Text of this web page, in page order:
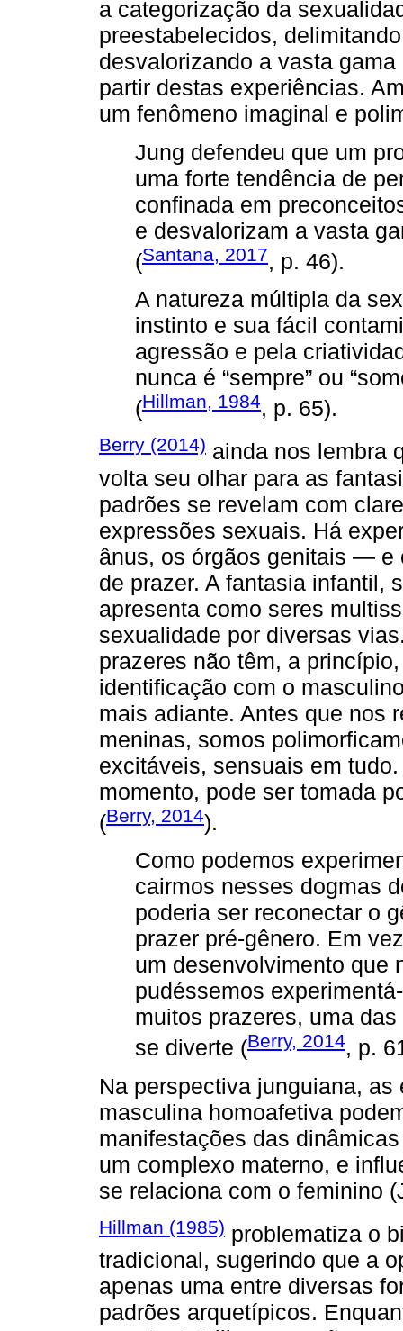
a categorização da
preestabelecidos,
desvalorizando a vasta
partir destas experiências.
um fenômeno imaginal e
Jung defendeu que um
uma forte tendência de
confinada em
e desvalorizam a vasta
(Santana, 2017, p. 46).
A natureza múltipla da
instinto e sua fácil
agressão e pela
nunca é “sempre” ou
(Hillman, 1984, p. 65).
Berry (2014) ainda nos lembra
volta seu olhar para as
padrões se revelam com
expressões sexuais. Há
ânus, os órgãos genitais — e
de prazer. A fantasia infantil,
apresenta como seres
sexualidade por diversas
prazeres não têm, a
identificação com o
mais adiante. Antes que nos
meninas, somos
excitáveis, sensuais em
momento, pode ser tomada
(Berry, 2014).
Como podemos
cairmos nesses dogmas
poderia ser reconectar o
prazer pré-gênero. Em
um desenvolvimento que
pudéssemos
muitos prazeres, uma
se diverte (Berry, 2014, p.
Na perspectiva junguiana,
masculina homoafetiva
manifestações das
um complexo materno, e
se relaciona com o feminino
Hillman (1985) problematiza o
tradicional, sugerindo que a
apenas uma entre diversas
padrões arquetípicos.